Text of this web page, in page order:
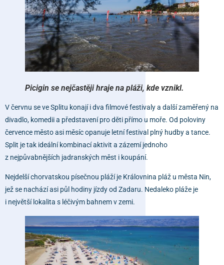
Picigin se nejčastěji hraje na pláži, kde vznikl.
V červnu se ve Splitu konají i dva filmové festivaly a další zaměřený na
divadlo, komedii a představení pro děti přímo u moře. Od poloviny
července město asi měsíc opanuje letní festival plný hudby a tance.
Split je tak ideální kombinací aktivit a zázemí jednoho
z nejpůvabnějších jadranských měst i koupání.
Nejdelší chorvatskou písečnou pláží je Královnina pláž u města Nin,
jež se nachází asi půl hodiny jízdy od Zadaru. Nedaleko pláže je
i největší lokalita s léčivým bahnem v zemi.